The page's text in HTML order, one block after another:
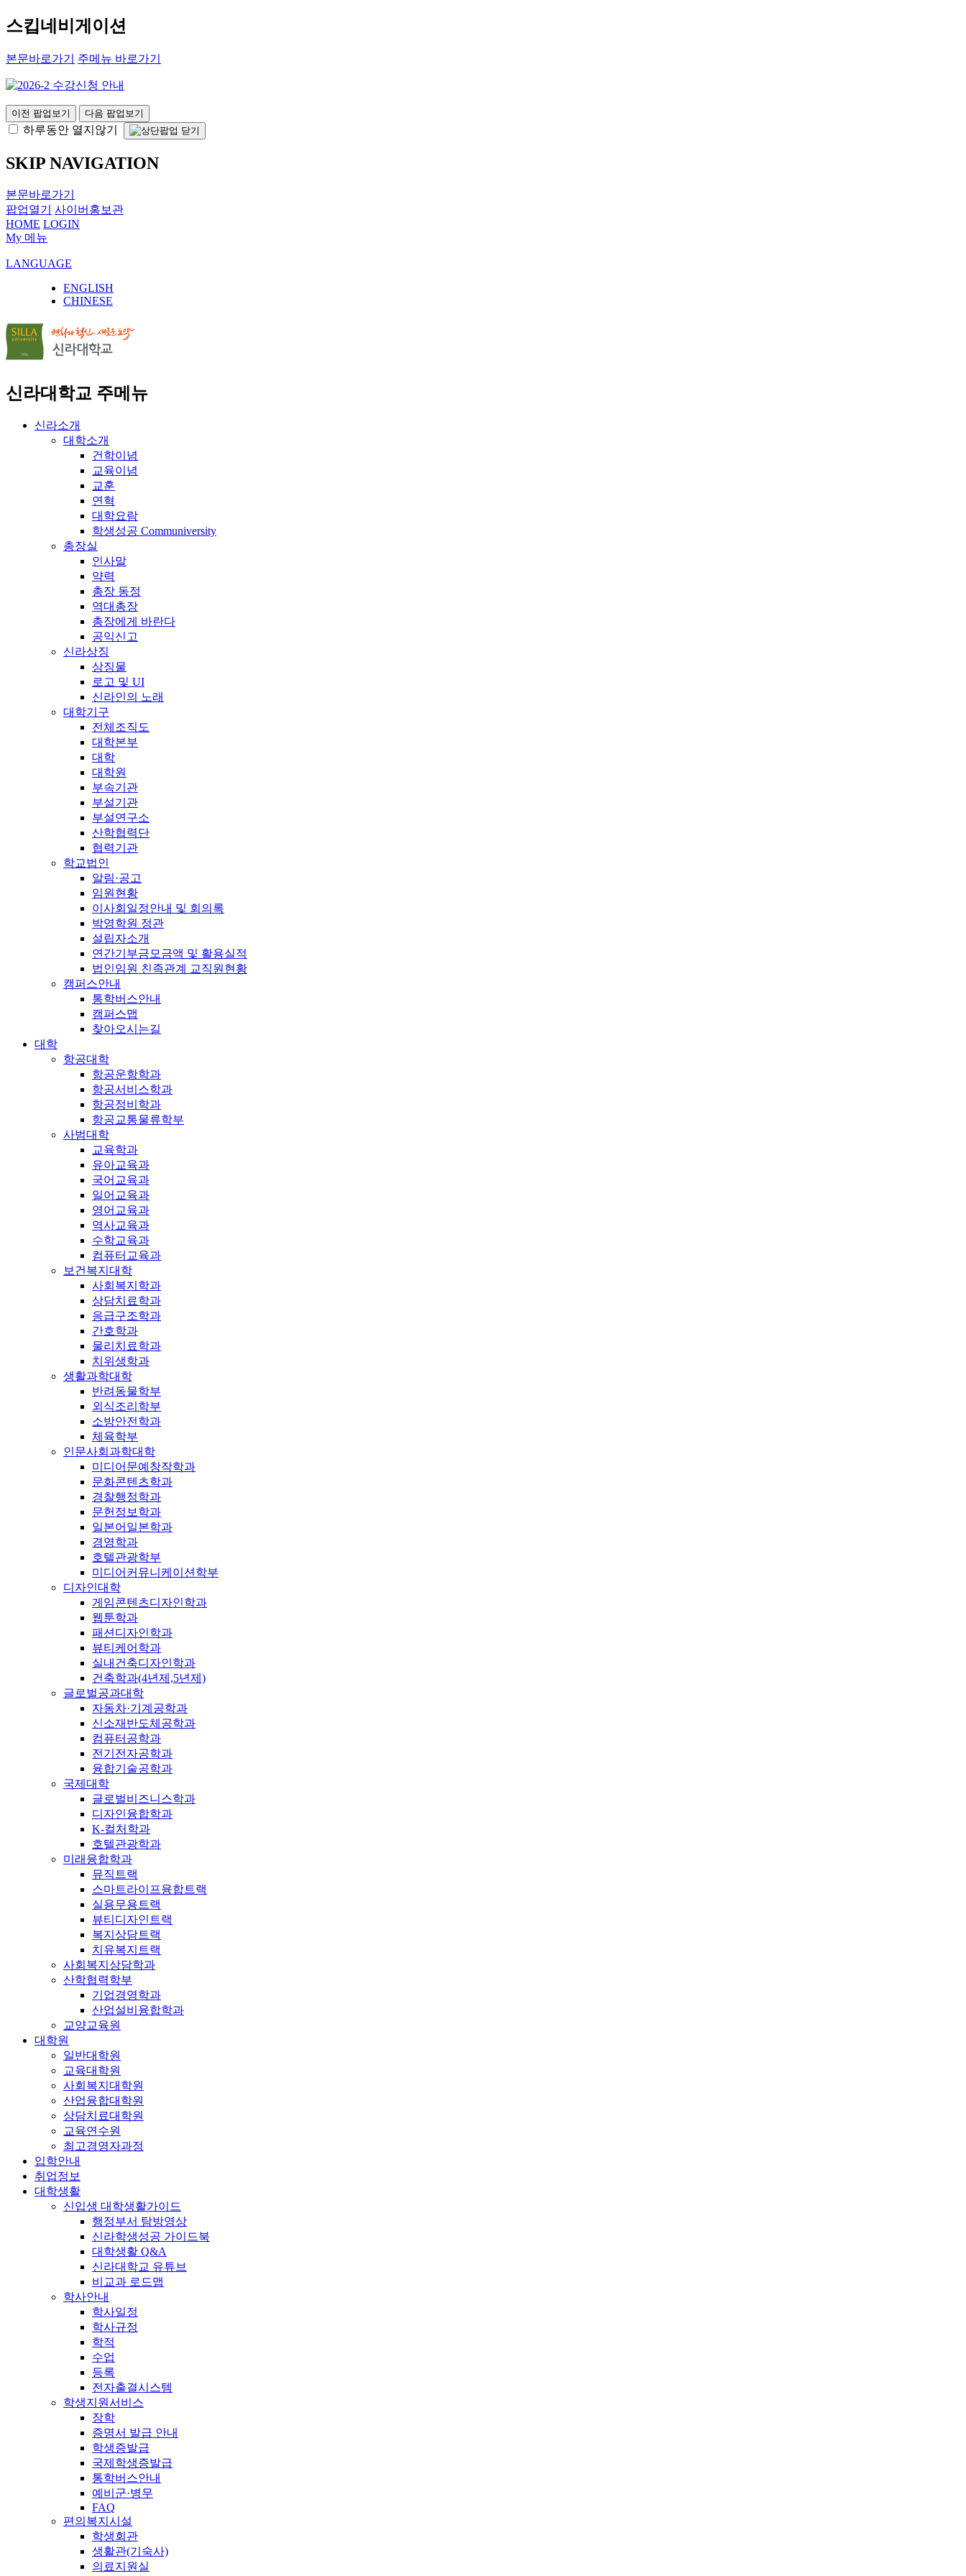
스킵네비게이션
본문바로가기 주메뉴 바로가기
이전 팝업보기 다음 팝업보기
하루동안 열지않기
SKIP NAVIGATION
본문바로가기
팝업열기
사이버홍보관
HOME LOGIN
My 메뉴
LANGUAGE
ENGLISH
CHINESE
신라대학교 주메뉴
신라소개
대학소개
건학이념
교육이념
교훈
연혁
대학요람
학생성공 Communiversity
총장실
인사말
약력
총장 동정
역대총장
총장에게 바란다
공익신고
신라상징
상징물
로고 및 UI
신라인의 노래
대학기구
전체조직도
대학본부
대학
대학원
부속기관
부설기관
부설연구소
산학협력단
협력기관
학교법인
알림·공고
임원현황
이사회일정안내 및 회의록
박영학원 정관
설립자소개
연간기부금모금액 및 활용실적
법인임원 친족관계 교직원현황
캠퍼스안내
통학버스안내
캠퍼스맵
찾아오시는길
대학
항공대학
항공운항학과
항공서비스학과
항공정비학과
항공교통물류학부
사범대학
교육학과
유아교육과
국어교육과
일어교육과
영어교육과
역사교육과
수학교육과
컴퓨터교육과
보건복지대학
사회복지학과
상담치료학과
응급구조학과
간호학과
물리치료학과
치위생학과
생활과학대학
반려동물학부
외식조리학부
소방안전학과
체육학부
인문사회과학대학
미디어문예창작학과
문화콘텐츠학과
경찰행정학과
문헌정보학과
일본어일본학과
경영학과
호텔관광학부
미디어커뮤니케이션학부
디자인대학
게임콘텐츠디자인학과
웹툰학과
패션디자인학과
뷰티케어학과
실내건축디자인학과
건축학과(4년제,5년제)
글로벌공과대학
자동차·기계공학과
신소재반도체공학과
컴퓨터공학과
전기전자공학과
융합기술공학과
국제대학
글로벌비즈니스학과
디자인융합학과
K-컬처학과
호텔관광학과
미래융합학과
뮤직트랙
스마트라이프융합트랙
실용무용트랙
뷰티디자인트랙
복지상담트랙
치유복지트랙
사회복지상담학과
산학협력학부
기업경영학과
산업설비융합학과
교양교육원
대학원
일반대학원
교육대학원
사회복지대학원
산업융합대학원
상담치료대학원
교육연수원
최고경영자과정
입학안내
취업정보
대학생활
신입생 대학생활가이드
행정부서 탐방영상
신라학생성공 가이드북
대학생활 Q&A
신라대학교 유튜브
비교과 로드맵
학사안내
학사일정
학사규정
학적
수업
등록
전자출결시스템
학생지원서비스
장학
증명서 발급 안내
학생증발급
국제학생증발급
통학버스안내
예비군·병무
FAQ
편의복지시설
학생회관
생활관(기숙사)
의료지원실